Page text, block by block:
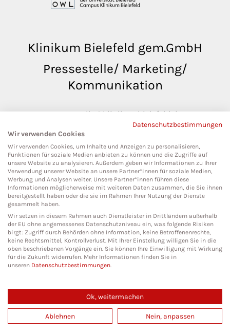
Klinikum Bielefeld gem.GmbH
Pressestelle/ Marketing/
Kommunikation
pressestelle@klinikumbielefeld.de
Teutoburger Str. 50
33604 Bielefeld
Social Media
Copyright 2026. All Rights Reserved.
Impressum
Datenschutz Cookies
Datenschutzbestimmungen
Wir verwenden Cookies
Wir verwenden Cookies, um Inhalte und Anzeigen zu personalisieren,
Funktionen für soziale Medien anbieten zu können und die Zugriffe auf
unsere Website zu analysieren. Außerdem geben wir Informationen zu Ihrer
Verwendung unserer Website an unsere Partner*innen für soziale Medien,
Werbung und Analysen weiter. Unsere Partner*innen führen diese
Informationen möglicherweise mit weiteren Daten zusammen, die Sie ihnen
bereitgestellt haben oder die sie im Rahmen Ihrer Nutzung der Dienste
gesammelt haben.
Wir setzen in diesem Rahmen auch Dienstleister in Drittländern außerhalb
der EU ohne angemessenes Datenschutzniveau ein, was folgende Risiken
birgt: Zugriff durch Behörden ohne Information, keine Betroffenenrechte,
keine Rechtsmittel, Kontrollverlust. Mit Ihrer Einstellung willigen Sie in die
oben beschriebenen Vorgänge ein. Sie können Ihre Einwilligung mit Wirkung
für die Zukunft widerrufen. Mehr Informationen finden Sie in
unseren Datenschutzbestimmungen.
Ok, weitermachen
Ablehnen Nein, anpassen